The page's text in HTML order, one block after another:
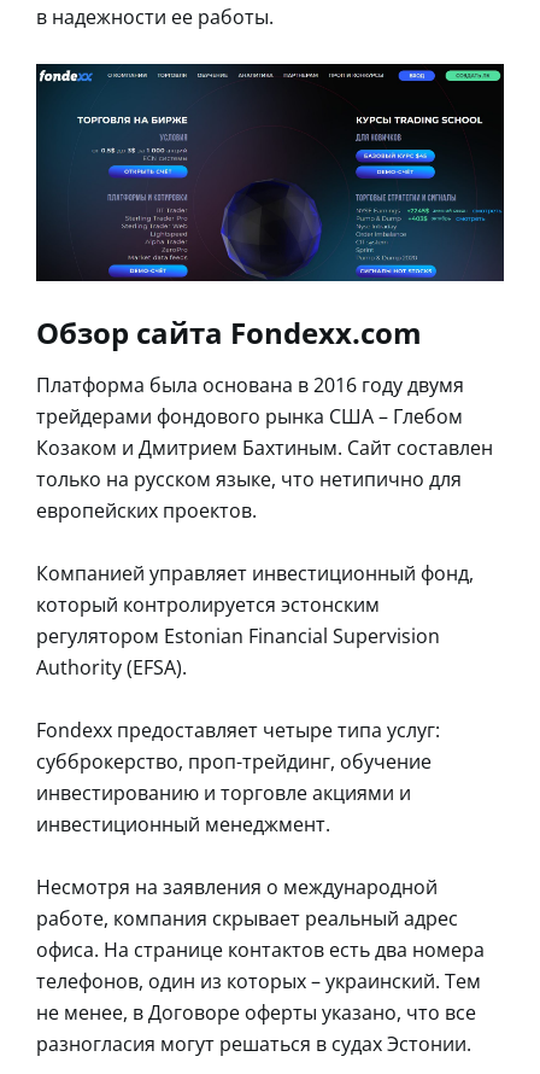
в надежности ее работы.
Обзор сайта Fondexx.com
Платформа была основана в 2016 году двумя
трейдерами фондового рынка США – Глебом
Козаком и Дмитрием Бахтиным. Сайт составлен
только на русском языке, что нетипично для
европейских проектов.
Компанией управляет инвестиционный фонд,
который контролируется эстонским
регулятором Estonian Financial Supervision
Authority (EFSA).
Fondexx предоставляет четыре типа услуг:
субброкерство, проп-трейдинг, обучение
инвестированию и торговле акциями и
инвестиционный менеджмент.
Несмотря на заявления о международной
работе, компания скрывает реальный адрес
офиса. На странице контактов есть два номера
телефонов, один из которых – украинский. Тем
не менее, в Договоре оферты указано, что все
разногласия могут решаться в судах Эстонии.